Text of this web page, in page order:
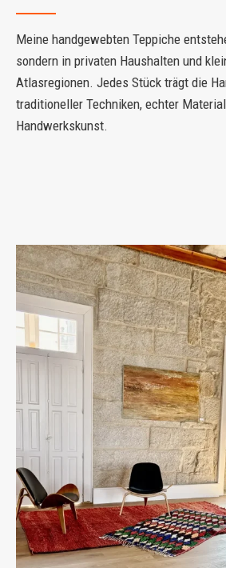
Meine handgewebten Teppiche
sondern in privaten Haushalten und
Atlasregionen. Jedes Stück trägt die
traditioneller Techniken, echter
Handwerkskunst.